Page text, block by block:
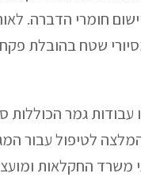
חומרי הדברה.
שטח בהובלת
אשר כתבו עבודות גמר
המלצה לטיפול עבור
נציגי משרד החקלאות